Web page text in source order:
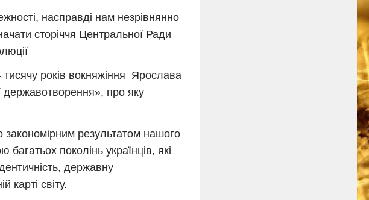
насправді нам незрівнянно
сторіччя Центральної Ради
років вокняжіння Ярослава
державотворення», про яку
результатом нашого
поколінь українців, які
державну
карті світу.